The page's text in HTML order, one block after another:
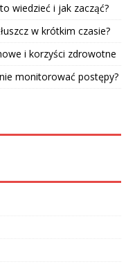
wiedzieć i jak zacząć?
w krótkim czasie?
i korzyści zdrowotne
monitorować postępy?